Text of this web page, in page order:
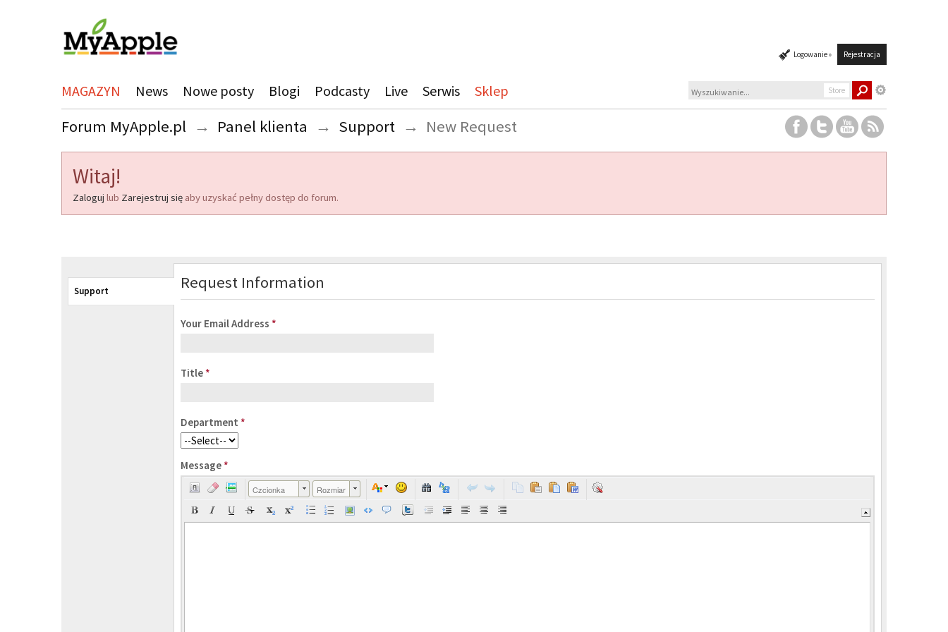
Logowanie » Rejestracja
MAGAZYN News Nowe posty Blogi Podcasty Live Serwis Sklep Store
Forum MyApple.pl → Panel klienta → Support → New Request
Witaj!
Zaloguj lub Zarejestruj się aby uzyskać pełny dostęp do forum.
Support Request Information
Your Email Address *
Title *
Department *
Message *
Czcionka Rozmiar